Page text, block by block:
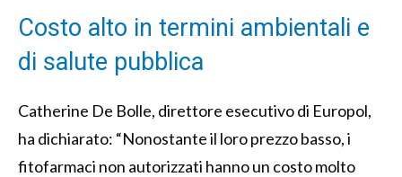
Costo alto in termini ambientali e
di salute pubblica
Catherine De Bolle, direttore esecutivo di Europol,
ha dichiarato: “Nonostante il loro prezzo basso, i
fitofarmaci non autorizzati hanno un costo molto